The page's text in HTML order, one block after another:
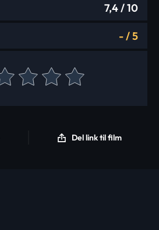
7,4/ 10
-/5
Del link til film